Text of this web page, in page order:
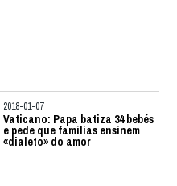
2018-01-07
Vaticano: Papa batiza 34 bebés
e pede que famílias ensinem
«dialeto» do amor